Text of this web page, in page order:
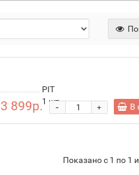
PIT
1 шт.
3 899р. +
- В
Показано с 1 по 1